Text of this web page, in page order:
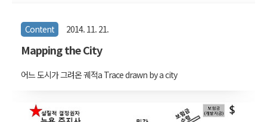
Content 2014. 11. 21.
Mapping the City
어느 도시가 그려온 궤적a Trace drawn by a city